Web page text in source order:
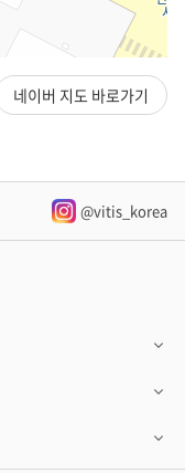
네이버 지도 바로가기
@vitis_korea